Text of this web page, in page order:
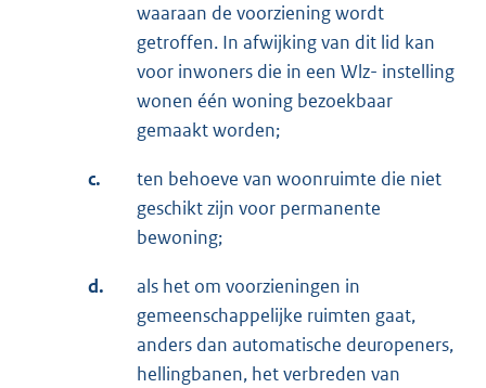
waaraan de voorziening wordt
getroffen. In afwijking van dit lid kan
voor inwoners die in een Wlz- instelling
wonen één woning bezoekbaar
gemaakt worden;
c.
ten behoeve van woonruimte die niet
geschikt zijn voor permanente
bewoning;
d.
als het om voorzieningen in
gemeenschappelijke ruimten gaat,
anders dan automatische deuropeners,
hellingbanen, het verbreden van